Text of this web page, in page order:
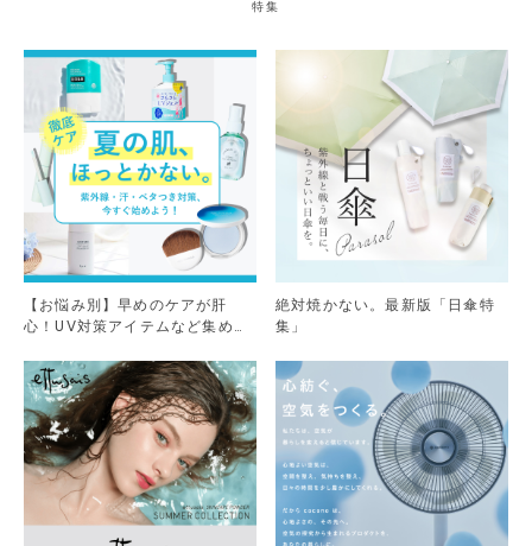
特集
【お悩み別】早めのケアが肝
心！UV対策アイテムなど集めま
絶対焼かない。最新版「日傘特
集」